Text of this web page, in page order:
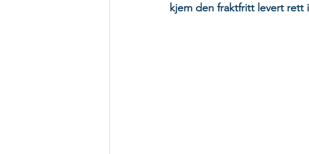
kjem den fraktfritt levert rett